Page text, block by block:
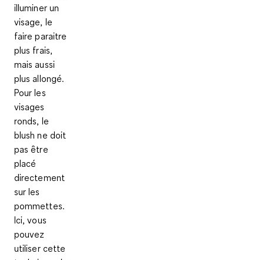
illuminer un
visage, le
faire paraitre
plus frais,
mais aussi
plus allongé.
Pour les
visages
ronds, le
blush ne doit
pas être
placé
directement
sur les
pommettes.
Ici, vous
pouvez
utiliser cette